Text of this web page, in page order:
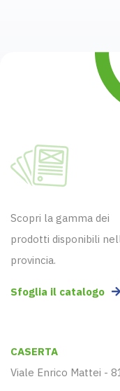
Scopri la gamma dei
prodotti disponibili
provincia.
Sfoglia il catalogo
CASERTA
Viale Enrico Mattei -